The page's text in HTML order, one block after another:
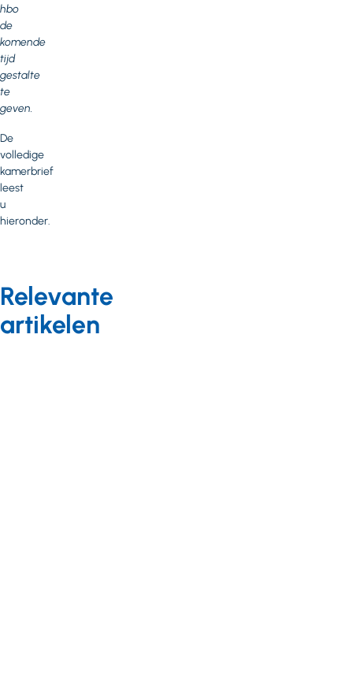
hbo
de
komende
tijd
gestalte
te
geven.
De
volledige
kamerbrief
leest
u
hieronder.
Relevante
artikelen